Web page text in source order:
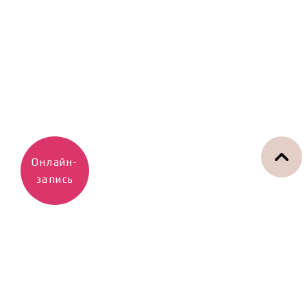
Онлайн-
запись